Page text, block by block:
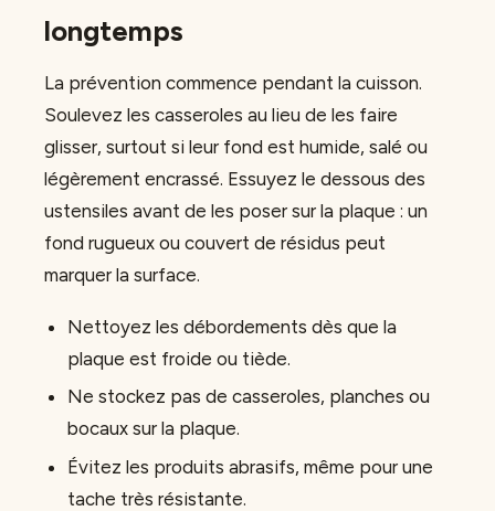
longtemps
La prévention commence pendant la cuisson.
Soulevez les casseroles au lieu de les faire
glisser, surtout si leur fond est humide, salé ou
légèrement encrassé. Essuyez le dessous des
ustensiles avant de les poser sur la plaque : un
fond rugueux ou couvert de résidus peut
marquer la surface.
Nettoyez les débordements dès que la
plaque est froide ou tiède.
Ne stockez pas de casseroles, planches ou
bocaux sur la plaque.
Évitez les produits abrasifs, même pour une
tache très résistante.